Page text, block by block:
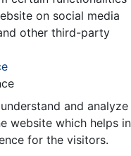
on social media
other third-party
and analyze
website which helps in
for the visitors.